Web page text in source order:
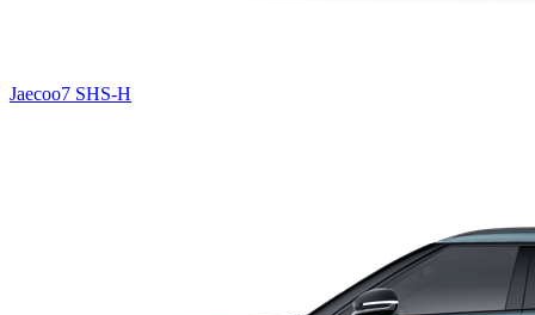
Jaecoo7 SHS-H